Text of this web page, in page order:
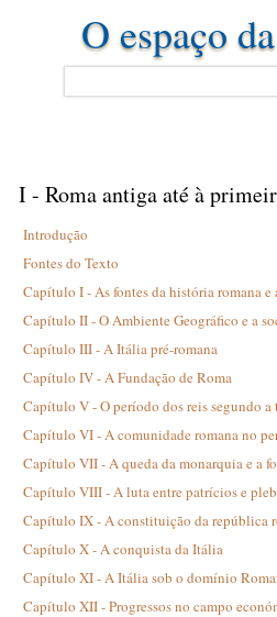
O espaço
I - Roma antiga até à
Introdução
Fontes do Texto
Capítulo I - As fontes da história romana e
Capítulo II - O Ambiente Geográfico e a
Capítulo III - A Itália pré-romana
Capítulo IV - A Fundação de Roma
Capítulo V - O período dos reis segundo a
Capítulo VI - A comunidade romana no
Capítulo VII - A queda da monarquia e a
Capítulo VIII - A luta entre patrícios e
Capítulo IX - A constituição da república
Capítulo X - A conquista da Itália
Capítulo XI - A Itália sob o domínio
Capítulo XII - Progressos no campo